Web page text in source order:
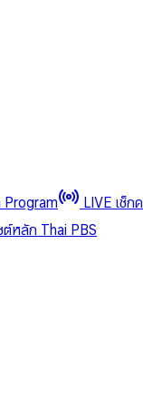
Program
LIVE เช็ก
ต์หลัก Thai PBS